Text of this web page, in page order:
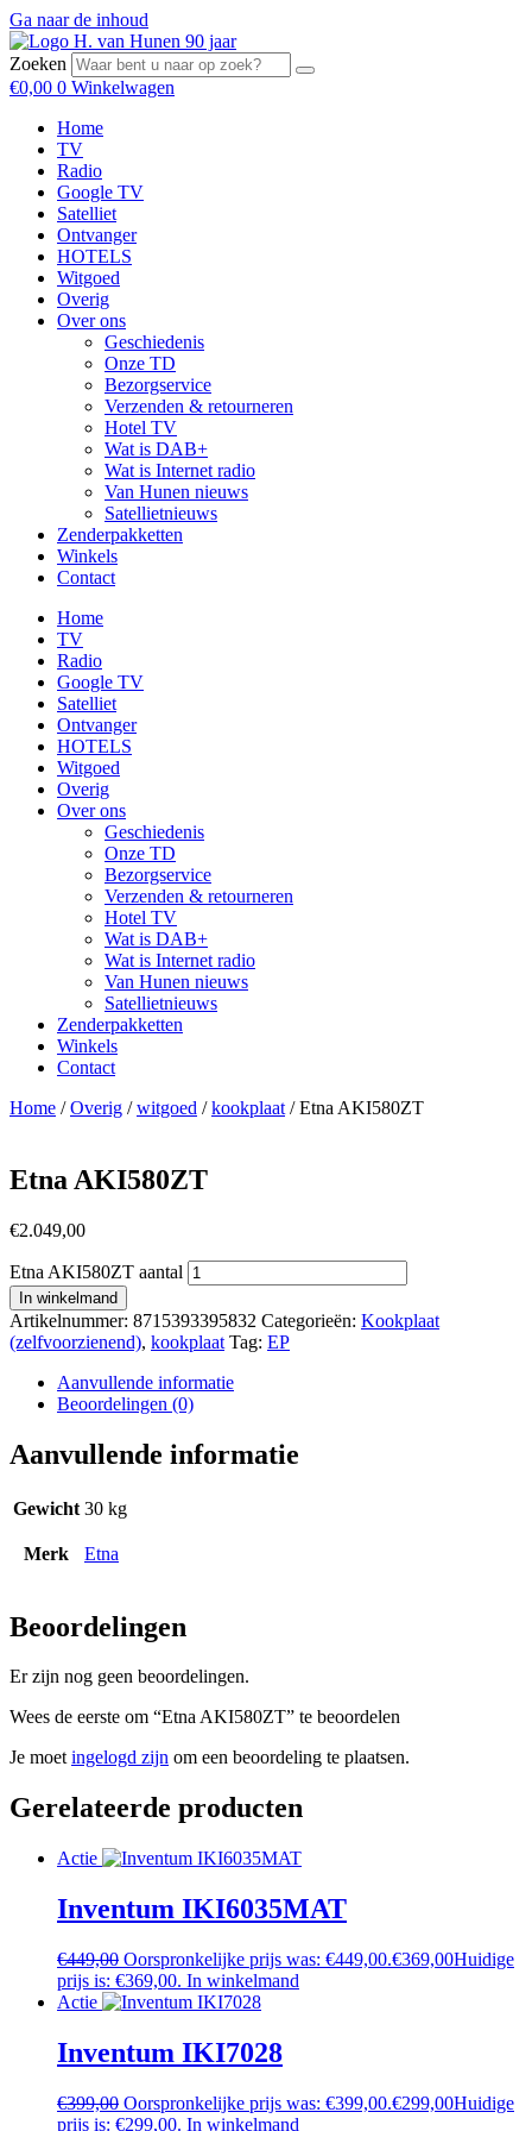
Ga naar de inhoud
Zoeken
€0,00 0 Winkelwagen
Home
TV
Radio
Google TV
Satelliet
Ontvanger
HOTELS
Witgoed
Overig
Over ons
Geschiedenis
Onze TD
Bezorgservice
Verzenden & retourneren
Hotel TV
Wat is DAB+
Wat is Internet radio
Van Hunen nieuws
Satellietnieuws
Zenderpakketten
Winkels
Contact
Home
TV
Radio
Google TV
Satelliet
Ontvanger
HOTELS
Witgoed
Overig
Over ons
Geschiedenis
Onze TD
Bezorgservice
Verzenden & retourneren
Hotel TV
Wat is DAB+
Wat is Internet radio
Van Hunen nieuws
Satellietnieuws
Zenderpakketten
Winkels
Contact
Home /Overig /witgoed /kookplaat / Etna AKI580ZT
Etna AKI580ZT
€2.049,00
Etna AKI580ZT aantal
In winkelmand
Artikelnummer: 8715393395832 Categorieën: Kookplaat
(zelfvoorzienend), kookplaat Tag: EP
Aanvullende informatie
Beoordelingen (0)
Aanvullende informatie
Gewicht 30 kg
Merk Etna
Beoordelingen
Er zijn nog geen beoordelingen.
Wees de eerste om “Etna AKI580ZT” te beoordelen
Je moetingelogd zijn om een beoordeling te plaatsen.
Gerelateerde producten
Actie
Inventum IKI6035MAT
€449,00 Oorspronkelijke prijs was: €449,00.€369,00Huidige
prijs is: €369,00. In winkelmand
Actie
Inventum IKI7028
€399,00 Oorspronkelijke prijs was: €399,00.€299,00Huidige
prijs is: €299,00. In winkelmand